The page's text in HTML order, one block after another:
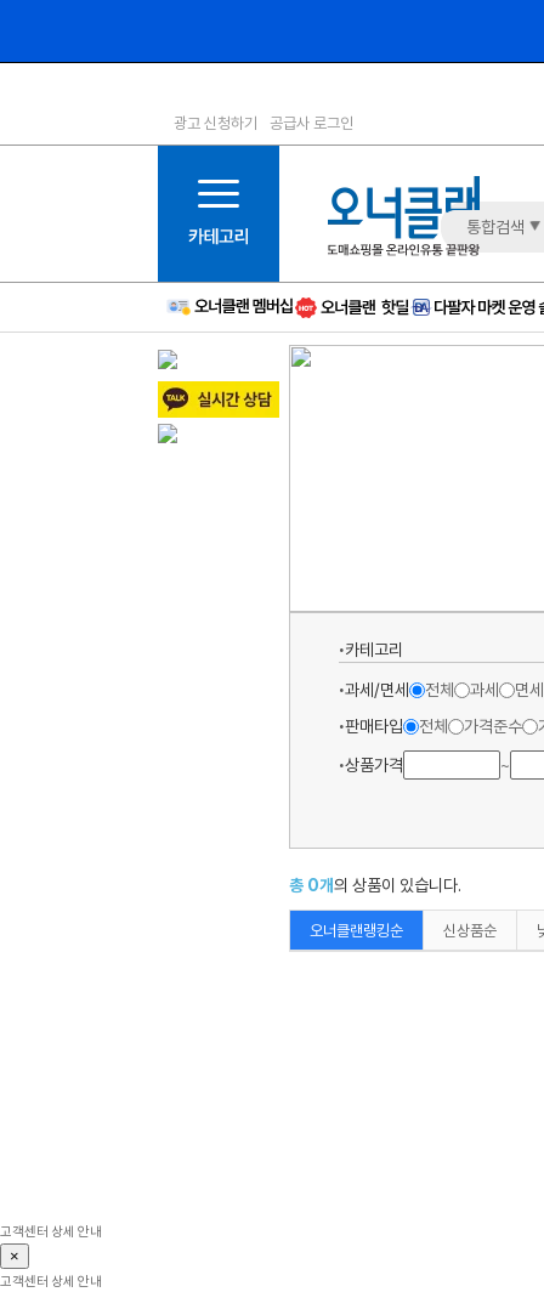
1등급
6등급
11등급
12등급
15등급
16등급
17등급
신규
주의
광고 신청하기 공급사 로그인
통합검색
카테고리
과세/면세
전체 과세
면세
판매타입
전체 가격준수
상품가격
~
총 0개의 상품이 있습니다.
오너클랜랭킹순 신상품순